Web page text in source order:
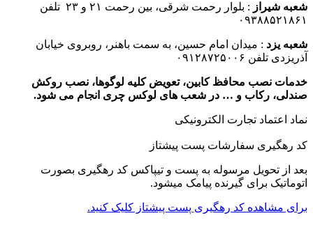
شعبه شیراز
: بلوار رحمت شرقی، بین رحمت ۲۱ و ۲۳ تلفن
۰۹۳۸۸۵۲۱۸۶۱
شعبه یزد : میدان امام حسین، به سمت باهنر، روبروی خیابان
آذریزدی تلفن ۰۹۱۲۸۷۲۵۰۰۶
خدمات نصب محافظ کابین، تعویض کلیه لوگوها، نصب روکش
صندلی، رکاب و … در شعب های لوکس چری انجام می شود.
نماد اعتماد تجارت الكترونیكی
کد رهگیری سفارشات پست پیشتاز
بعد از تحویل مرسوله به پست و تیپاکس کد رهگیری بصورت
اتوماتیک برای گیرنده پیامک میشود.
برای مشاهده کد رهگیری پست پیشتاز کلیک کنید.